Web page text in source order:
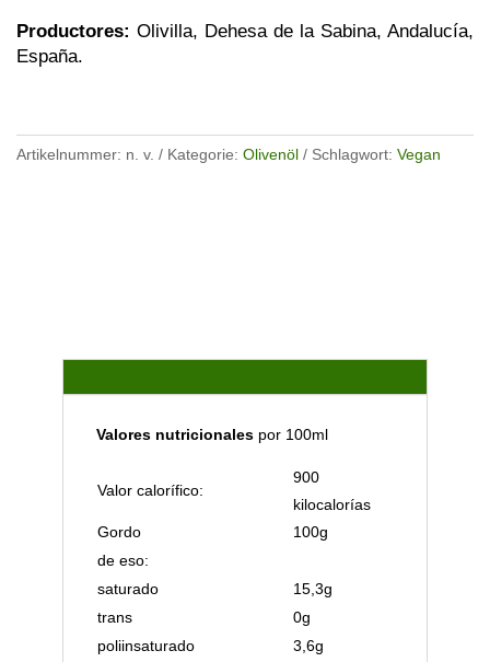
Productores: Olivilla, Dehesa de la Sabina, Andalucía,
España.
Artikelnummer: n. v. Kategorie: Olivenöl Schlagwort: Vegan
Valores nutricionalespor 100ml
Valor calorífico:
900
kilocalorías
Gordo
100g
de eso:
saturado
15,3g
trans
0g
poliinsaturado
3,6g